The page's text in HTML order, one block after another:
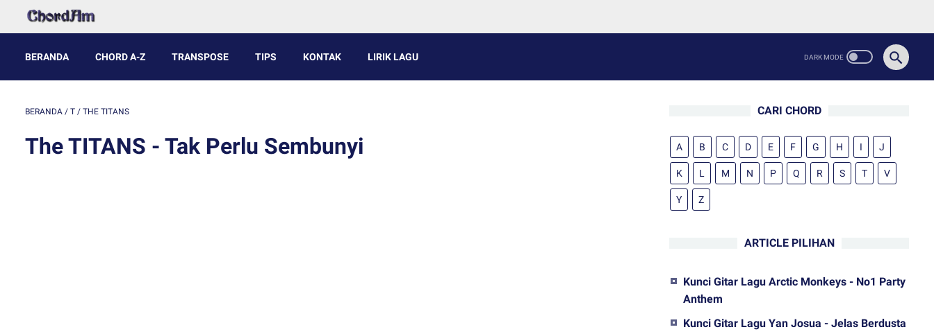
BERANDA CHORD A-Z TRANSPOSE TIPS KONTAK LIRIK LAGU
BERANDA / T / THE TITANS
The TITANS - Tak Perlu Sembunyi
CARI CHORD
A B C D E F G H I J
K L M N P Q R S T V
Y Z
ARTICLE PILIHAN
Kunci Gitar Lagu Arctic Monkeys - No1 Party
Anthem
Kunci Gitar Lagu Yan Josua - Jelas Berdusta